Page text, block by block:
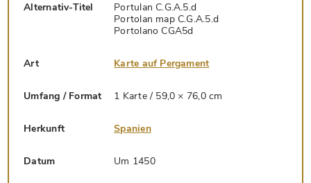
Alternativ-Titel
Portulan C.G.A.5.d
Portolan map C.G.A.5.d
Portolano CGA5d
Art Karte auf Pergament
Umfang / Format 1 Karte / 59,0 × 76,0 cm
Herkunft Spanien
Datum Um 1450